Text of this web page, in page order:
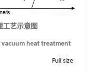
工艺示意图
vacuum heat treatment
Full size